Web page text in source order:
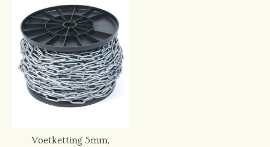
Voetketting 5mm,